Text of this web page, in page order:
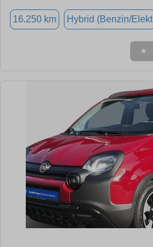
16.250 km Hybrid (Benzin/Elekt
★